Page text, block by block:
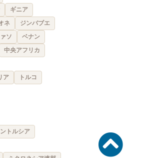
ギニア
ネ
ジンバブエ
ソ
ベナン
中央アフリカ
ア
トルコ
トルシア